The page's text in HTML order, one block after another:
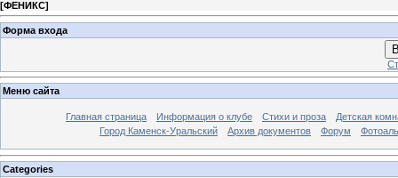
[ФЕНИКС]
Форма входа
Меню сайта
Главная страница Информация о клубе Стихи и проза
Детская
Город Каменск-Уральский
Архив документов Форум
Categories